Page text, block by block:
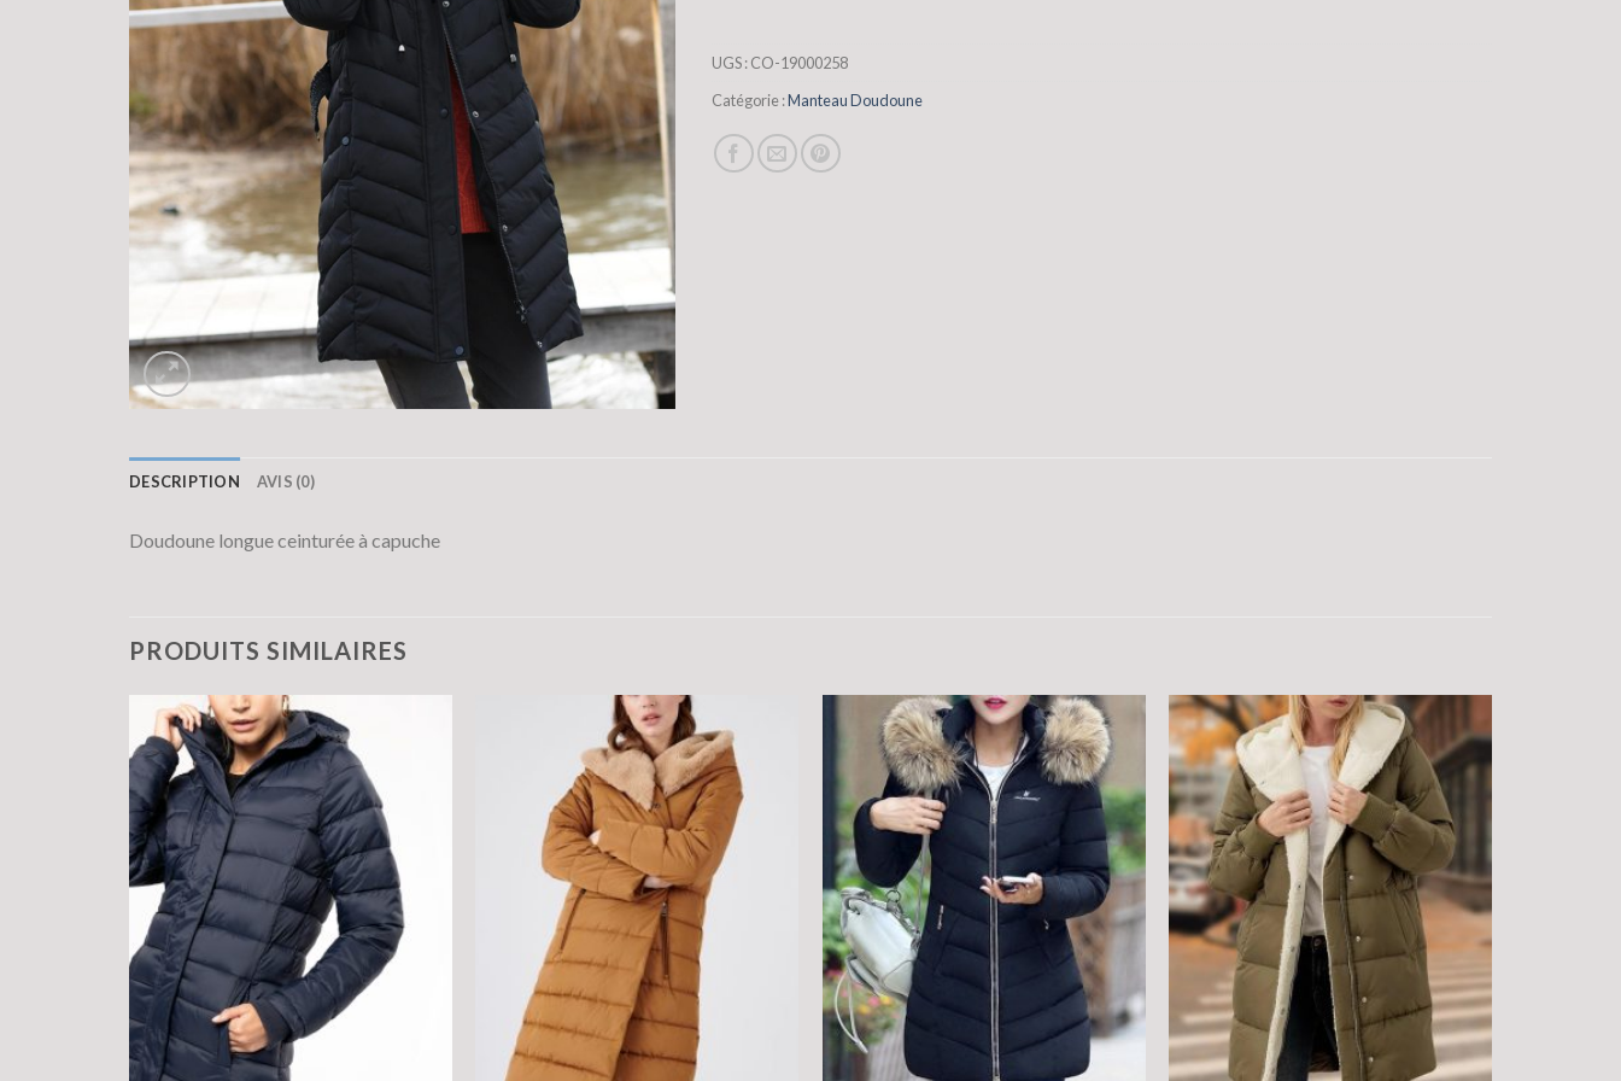
UGS :CO-19000258
Catégorie :Manteau Doudoune
DESCRIPTION AVIS (0)
Doudoune longue ceinturée à capuche
PRODUITS SIMILAIRES